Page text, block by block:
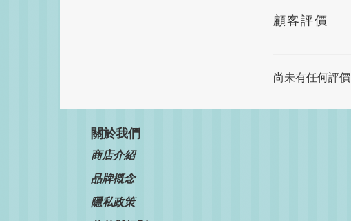
顧客評價
尚未有任何評價
關於我們
商店介紹
品牌槪念
隱私政策